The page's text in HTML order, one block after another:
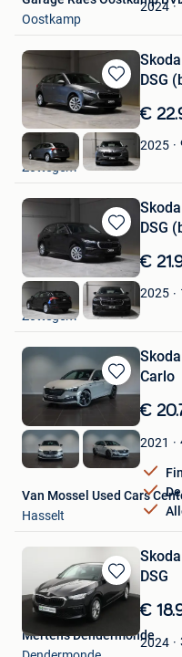
2024
Oostkamp
Bewaren
in
Mijn
Favorieten
DSG
€
2025
GDC Auto
Zottegem
Bewaren
in
Favorieten
DSG
€
2025
GDC Auto
Zottegem
Bewaren
in
Favorieten
Carlo
€
2021
Van Mossel Used Cars
Hasselt
Bewaren
in
Mijn
Favorieten
DSG
€
2024
Mertens Dendermonde